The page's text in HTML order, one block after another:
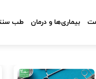
بیماری‌ها و درمان طب